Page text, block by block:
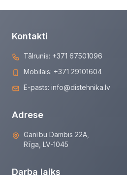
Kontakti
Tālrunis: +371 67501096
Mobilais: +371 29101604
E-pasts: info@distehnika.lv
Adrese
Ganību Dambis 22A,
Rīga, LV-1045
Darba laiks